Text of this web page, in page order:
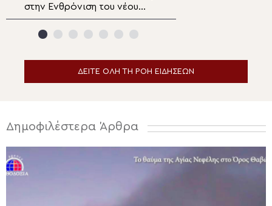
στην Ενθρόνιση του νέου
Αρχιεπισκόπου Καναδά ο
Αρχιεπίσκοπος Θυατείρων
ΔΕΙΤΕ ΟΛΗ ΤΗ ΡΟΗ ΕΙΔΗΣΕΩΝ
Δημοφιλέστερα Άρθρα